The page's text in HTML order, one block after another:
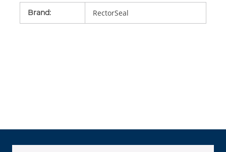
Brand: RectorSeal